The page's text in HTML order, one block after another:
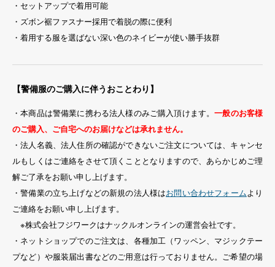
・セットアップで着用可能
・ズボン裾ファスナー採用で着脱の際に便利
・着用する服を選ばない深い色のネイビーが使い勝手抜群
【警備服のご購入に伴うおことわり】
・本商品は警備業に携わる法人様のみご購入頂けます。一般のお客様
のご購入、ご自宅へのお届けなどは承れません。
・法人名義、法人住所の確認ができないご注文については、キャンセ
ルもしくはご連絡をさせて頂くこととなりますので、あらかじめご理
解ご了承をお願い申し上げます。
・警備業の立ち上げなどの新規の法人様はお問い合わせフォーム より
ご連絡をお願い申し上げます。
※株式会社フジワークはナックルオンラインの運営会社です。
・ネットショップでのご注文は、各種加工（ワッペン、マジックテー
プなど）や服装届出書などのご用意は行っておりません。ご希望の場